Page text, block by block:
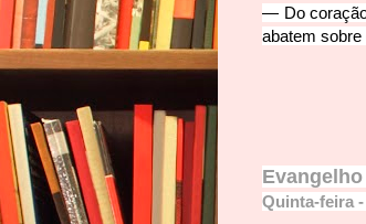
— Do
abatem
Evangelho
Quinta-feira -